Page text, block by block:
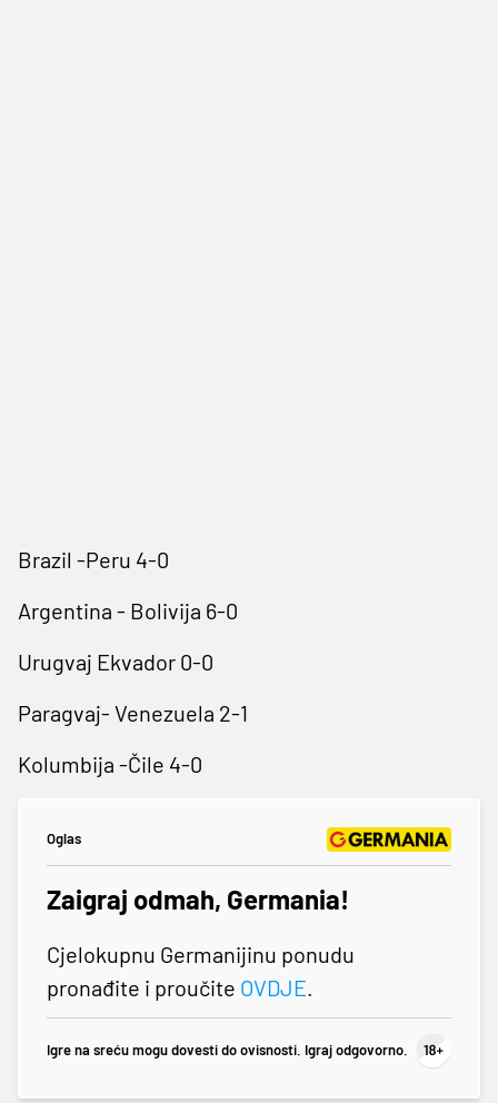
Brazil -Peru 4-0
Argentina - Bolivija 6-0
Urugvaj Ekvador 0-0
Paragvaj- Venezuela 2-1
Kolumbija -Čile 4-0
Oglas
Zaigraj odmah, Germania!
Cjelokupnu Germanijinu ponudu
pronađite i proučite OVDJE.
Igre na sreću mogu dovesti do ovisnosti. Igraj odgovorno.